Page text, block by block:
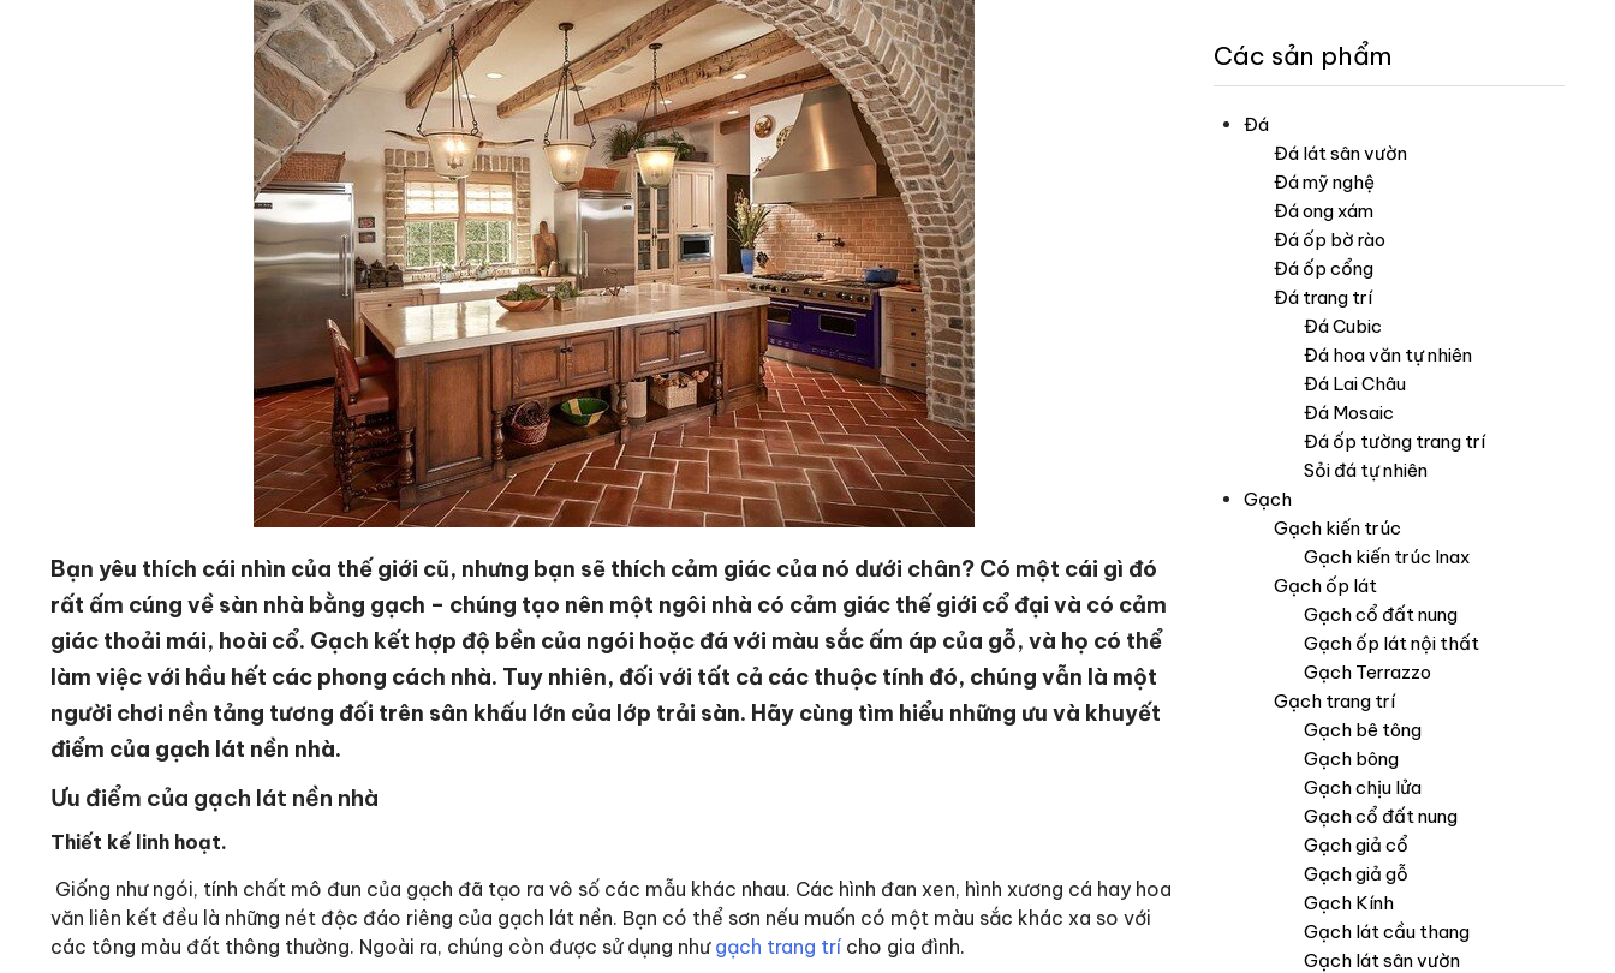
Bạn yêu thích cái nhìn của thế giới cũ, nhưng bạn sẽ thích cảm giác của nó dưới chân? Có một cái gì đó
rất ấm cúng về sàn nhà bằng gạch – chúng tạo nên một ngôi nhà có cảm giác thế giới cổ đại và có cảm
giác thoải mái, hoài cổ. Gạch kết hợp độ bền của ngói hoặc đá với màu sắc ấm áp của gỗ, và họ có thể
làm việc với hầu hết các phong cách nhà. Tuy nhiên, đối với tất cả các thuộc tính đó, chúng vẫn là một
người chơi nền tảng tương đối trên sân khấu lớn của lớp trải sàn. Hãy cùng tìm hiểu những ưu và khuyết
điểm của gạch lát nền nhà.
Ưu điểm của gạch lát nền nhà
Thiết kế linh hoạt.
Giống như ngói, tính chất mô đun của gạch đã tạo ra vô số các mẫu khác nhau. Các hình đan xen, hình xương cá hay hoa
văn liên kết đều là những nét độc đáo riêng của gạch lát nền. Bạn có thể sơn nếu muốn có một màu sắc khác xa so với
các tông màu đất thông thường. Ngoài ra, chúng còn được sử dụng như gạch trang trí cho gia đình.
Các sản phẩm
Đá
Đá lát sân vườn
Đá mỹ nghệ
Đá ong xám
Đá ốp bờ rào
Đá ốp cổng
Đá trang trí
Đá Cubic
Đá hoa văn tự nhiên
Đá Lai Châu
Đá Mosaic
Đá ốp tường trang trí
Sỏi đá tự nhiên
Gạch
Gạch kiến trúc
Gạch kiến trúc Inax
Gạch ốp lát
Gạch cổ đất nung
Gạch ốp lát nội thất
Gạch Terrazzo
Gạch trang trí
Gạch bê tông
Gạch bông
Gạch chịu lửa
Gạch cổ đất nung
Gạch giả cổ
Gạch giả gỗ
Gạch Kính
Gạch lát cầu thang
Gạch lát sân vườn